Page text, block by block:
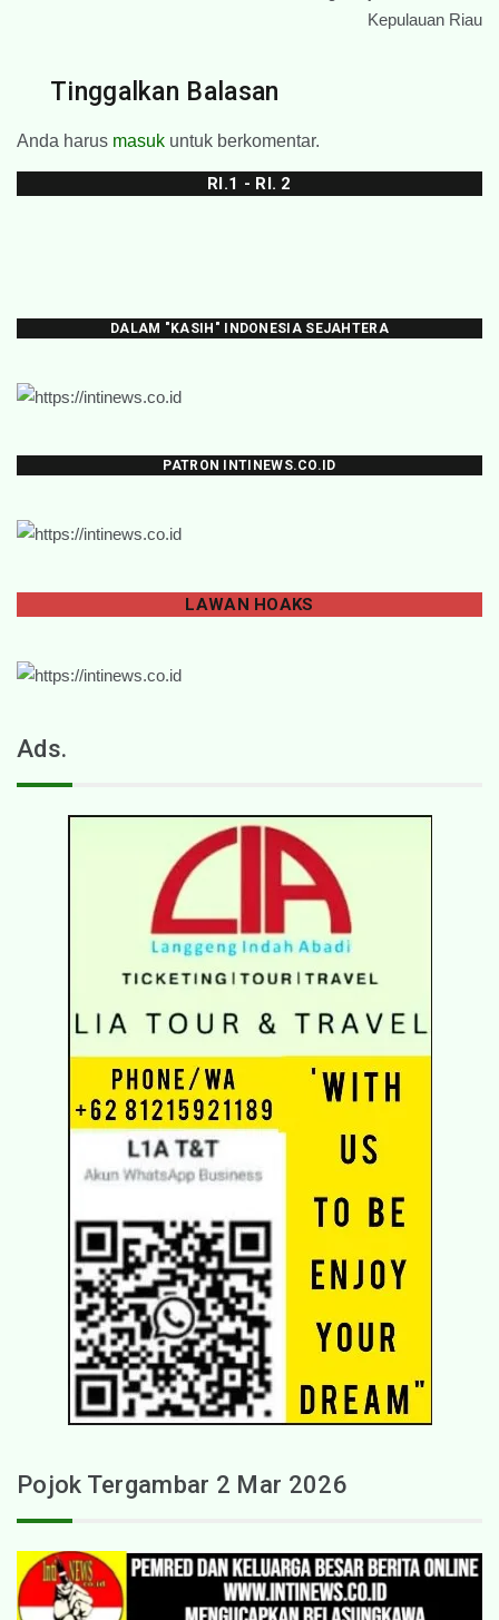
Kepulauan Riau
Tinggalkan Balasan
Anda harus masuk untuk berkomentar.
RI.1 - RI. 2
DALAM "KASIH" INDONESIA SEJAHTERA
PATRON INTINEWS.CO.ID
LAWAN HOAKS
Ads.
Pojok Tergambar 2 Mar 2026